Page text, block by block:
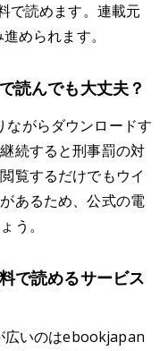
で読めます。連載元
められます。
読んでも大丈夫？
ながらダウンロードす
続すると刑事罰の対
覧するだけでもウイ
あるため、公式の電
う。
で読めるサービス
広いのはebookjapan